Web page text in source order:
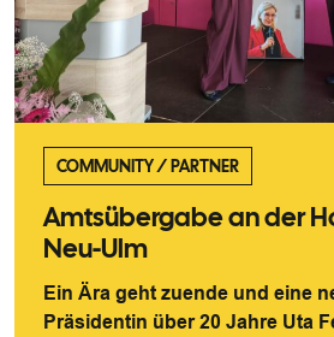
COMMUNITY/PARTNER
Amtsübergabe an der
Neu-Ulm
Ein Ära geht zuende und eine
Präsidentin über 20 Jahre Uta